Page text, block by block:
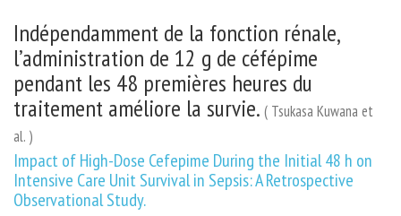
Indépendamment de la fonction rénale,
l’administration de 12 g de céfépime
pendant les 48 premières heures du
traitement améliore la survie. ( Tsukasa Kuwana et
al. )
Impact of High-Dose Cefepime During the Initial 48 h on
Intensive Care Unit Survival in Sepsis: A Retrospective
Observational Study.